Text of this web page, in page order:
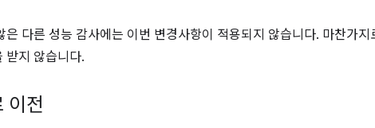
은 다른 성능 감사에는 이번 변경사항이 적용되지 않습니다. 마찬가지
받지 않습니다.
이전